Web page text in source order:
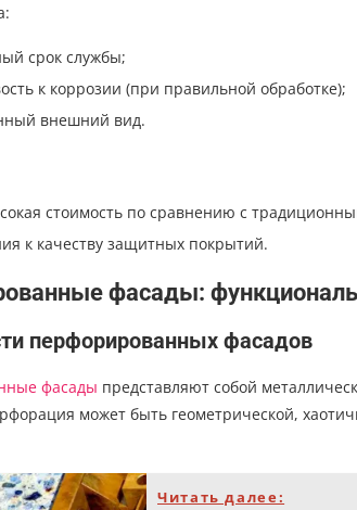
срок службы;
к коррозии (при правильной обработке);
внешний вид.
стоимость по сравнению с
к качеству защитных покрытий.
фасады:
перфорированных фасадов
фасады представляют собой
может быть геометрической,
Читать далее: